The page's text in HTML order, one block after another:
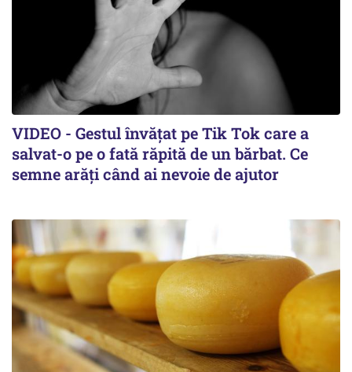
VIDEO - Gestul învățat pe Tik Tok care a
salvat-o pe o fată răpită de un bărbat. Ce
semne arăți când ai nevoie de ajutor